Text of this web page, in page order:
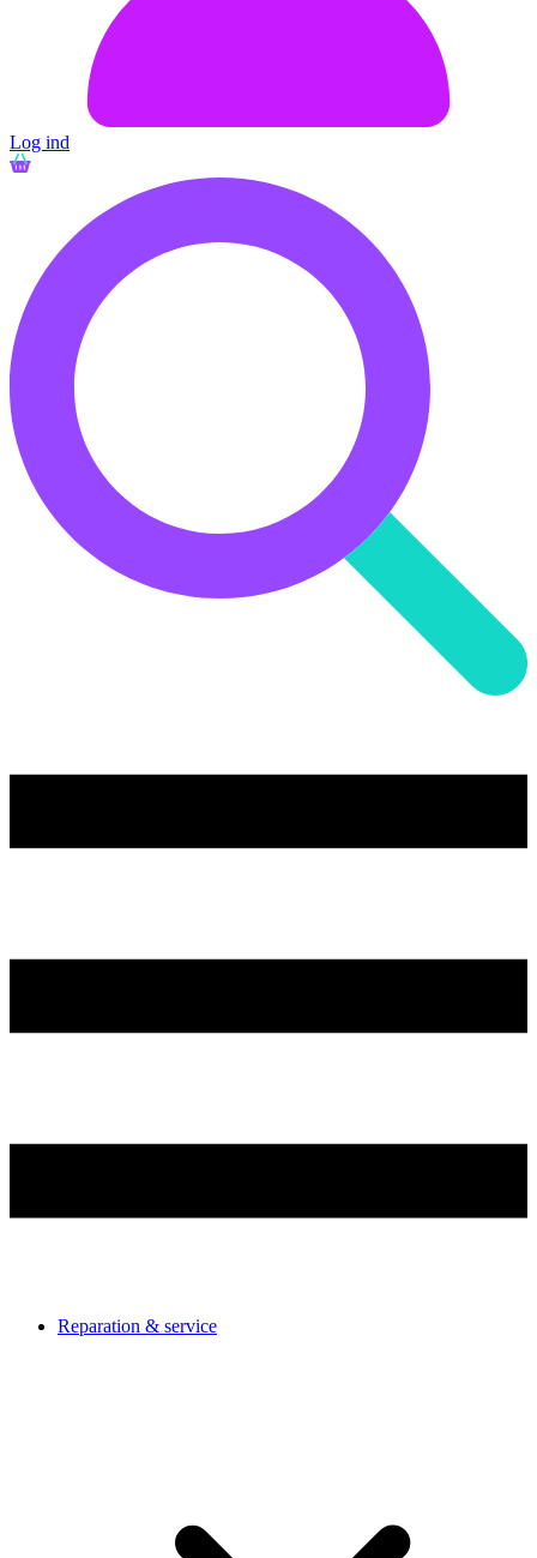
Log ind
Reparation & service